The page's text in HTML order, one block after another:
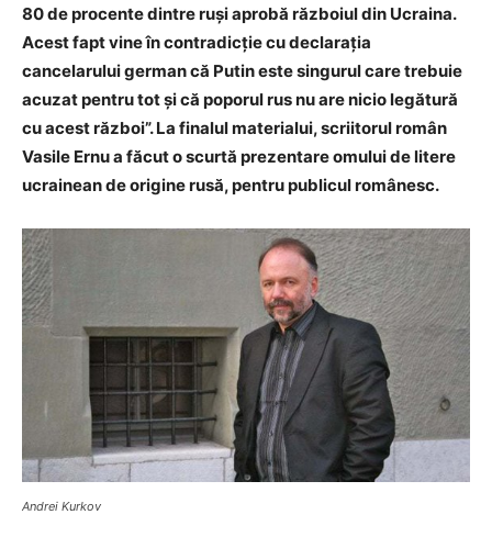
80 de procente dintre ruși aprobă războiul din Ucraina.
Acest fapt vine în contradicție cu declarația
cancelarului german că Putin este singurul care trebuie
acuzat pentru tot și că poporul rus nu are nicio legătură
cu acest război”. La finalul materialui, scriitorul român
Vasile Ernu a făcut o scurtă prezentare omului de litere
ucrainean de origine rusă, pentru publicul românesc.
Andrei Kurkov